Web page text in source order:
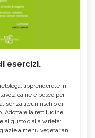
esercizi.
apprenderete in
carne e pesce per
senza alcun rischio di
Adottare la rettitudine
al gusto o alla varietà:
a menu vegetariani